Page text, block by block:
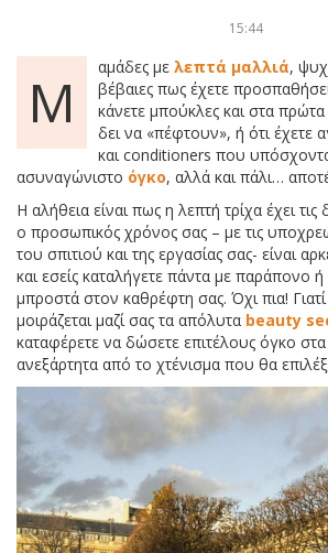
15:44
Μ αμάδες με λεπτά μαλλιά,
βέβαιες πως έχετε
κάνετε μπούκλες και στα πρώτα
δει να «πέφτουν», ή ότι έχετε
και conditioners που
ασυναγώνιστο όγκο, αλλά και πάλι…
Η αλήθεια είναι πως η λεπτή τρίχα έχει τις
ο προσωπικός χρόνος σας – με τις
του σπιτιού και της εργασίας σας- είναι
και εσείς καταλήγετε πάντα με παράπονο
μπροστά στον καθρέφτη σας. Όχι πια!
μοιράζεται μαζί σας τα απόλυτα beauty
καταφέρετε να δώσετε επιτέλους όγκο
ανεξάρτητα από το χτένισμα που θα